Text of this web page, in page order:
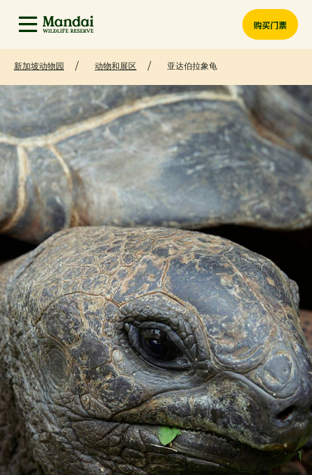
购买门票
新加坡动物园 动物和展区 亚达伯拉象龟